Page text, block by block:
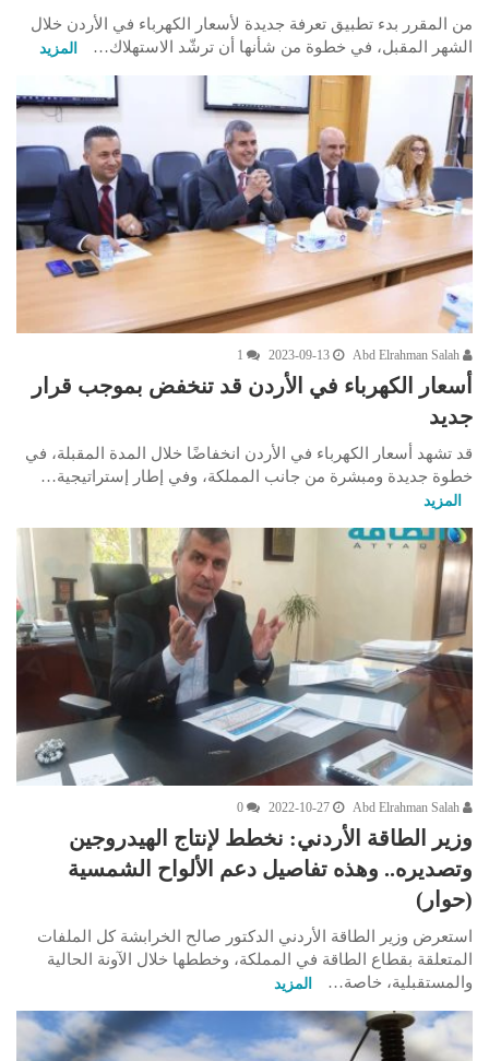
من المقرر بدء تطبيق تعرفة جديدة لأسعار الكهرباء في الأردن خلال
الشهر المقبل، في خطوة من شأنها أن ترشّد الاستهلاك…
المزيد
2023-09-13
1
أسعار الكهرباء في الأردن قد تنخفض بموجب قرار
جديد
قد تشهد أسعار الكهرباء في الأردن انخفاضًا خلال المدة المقبلة، في
خطوة جديدة ومبشرة من جانب المملكة، وفي إطار إستراتيجية…
المزيد
2022-10-27
0
وزير الطاقة الأردني: نخطط لإنتاج الهيدروجين
وتصديره.. وهذه تفاصيل دعم الألواح الشمسية
(حوار)
استعرض وزير الطاقة الأردني الدكتور صالح الخرابشة كل الملفات
المتعلقة بقطاع الطاقة في المملكة، وخططها خلال الآونة الحالية
والمستقبلية، خاصة…
المزيد